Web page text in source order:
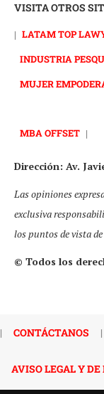
VISITA OTROS
| LATAM TOP
INDUSTRIA
MUJER
MBA OFFSET |
Dirección: Av.
Las opiniones
exclusiva
los puntos de vista
© Todos los
| CONTÁCTANOS |
AVISO LEGAL Y